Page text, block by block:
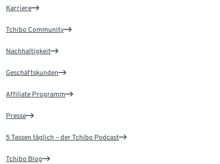
Karriere
Tchibo Community
Nachhaltigkeit
Geschäftskunden
Affiliate Programm
Presse
5 Tassen täglich – der Tchibo Podcast
Tchibo Blog